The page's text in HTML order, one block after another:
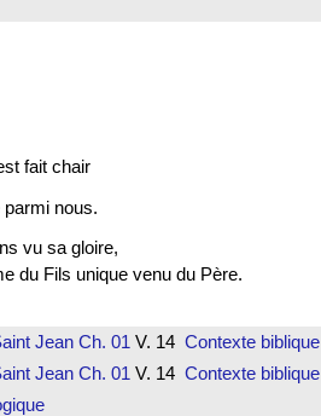
fait chair
parmi nous.
vu sa gloire,
du Fils unique venu du Père.
JeanCh. 01 V. 14 Contexte biblique
JeanCh. 01 V. 14 Contexte biblique